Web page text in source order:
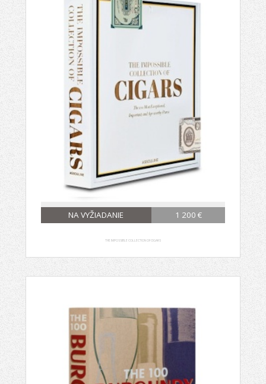
NA VYŽIADANIE 1 200 €
THE IMPOSSIBLE COLLECTION OF CIGARS